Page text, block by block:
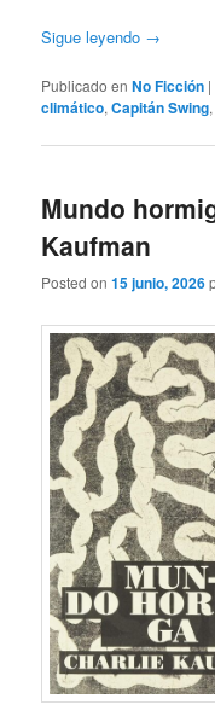
Sigue leyendo →
Publicado en No Ficción |
climático,Capitán Swing,
Mundo
Kaufman
Posted on15 junio, 2026